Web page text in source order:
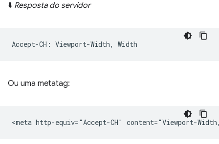
⬇️ Resposta do servidor
Ou uma metatag: